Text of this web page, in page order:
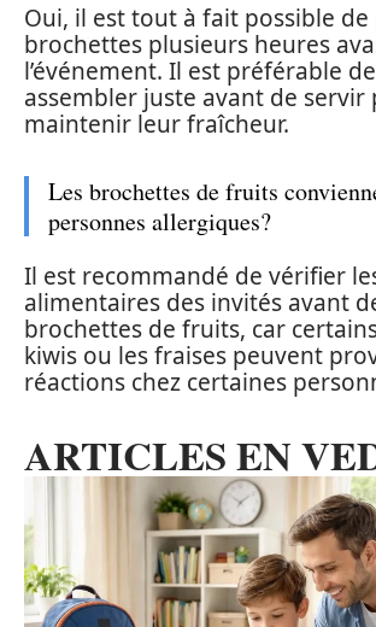
Oui, il est tout à fait possible
brochettes plusieurs heures
l’événement. Il est préférable
assembler juste avant de servir
maintenir leur fraîcheur.
Les brochettes de fruits
personnes allergiques?
Il est recommandé de vérifier
alimentaires des invités avant
brochettes de fruits, car
kiwis ou les fraises peuvent
réactions chez certaines
ARTICLES EN